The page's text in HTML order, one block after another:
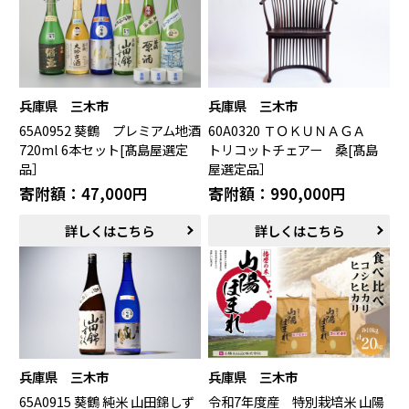
兵庫県 三木市
65A0952 葵鶴 プレミアム地酒
720ml 6本セット[髙島屋選定
品］
寄附額：47,000円
詳しくはこちら
兵庫県 三木市
60A0320 ＴＯＫＵＮＡＧＡ
トリコットチェアー 桑[髙島
屋選定品］
寄附額：990,000円
詳しくはこちら
兵庫県 三木市
65A0915 葵鶴 純米 山田錦しず
兵庫県 三木市
令和7年度産 特別栽培米 山陽